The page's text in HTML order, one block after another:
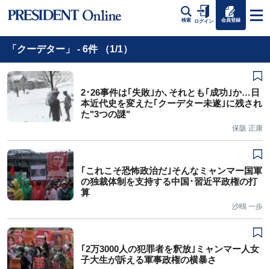
検索 ログイン 会員登録
「クーデター」 - 6件 （1/1）
2･26事件は｢失敗｣か､それとも｢成功｣か…日
本近代史を変えた｢クーデター未遂｣に残され
た"3つの謎"
保阪 正康
｢これこそ恐怖政治だ｣そんなミャンマー国軍
の独裁体制を支持する中国･習近平政権の打
算
沙鴎 一歩
｢2万3000人の犯罪者を釈放｣ミャンマー人女
子大生が訴える軍事政権の横暴さ